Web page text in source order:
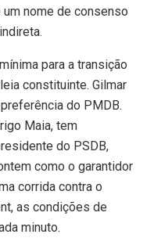
nome de consenso
para a transição
constituinte. Gilmar
do PMDB.
Maia, tem
do PSDB,
como o garantidor
corrida contra o
as condições de
minuto.